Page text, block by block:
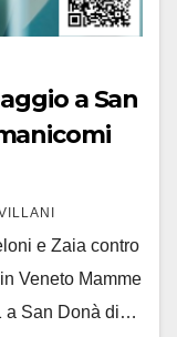
a San
e Zaia contro
Veneto Mamme
a San Donà di…